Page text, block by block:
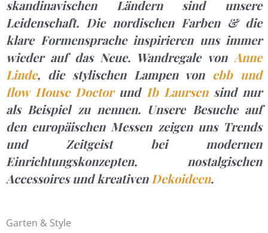
skandinavischen Ländern sind unsere
Leidenschaft. Die nordischen Farben & die
klare Formensprache inspirieren uns immer
wieder auf das Neue. Wandregale von Anne
Linde, die stylischen Lampen von ebb und
flow House Doctorund Ib Laursensind nur
als Beispiel zu nennen. Unsere Besuche auf
den europäischen Messen zeigen uns Trends
und Zeitgeist bei modernen
Einrichtungskonzepten, nostalgischen
Accessoires und kreativen Dekoideen.
Garten & Style